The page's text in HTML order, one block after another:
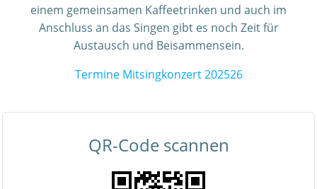
einem gemeinsamen Kaffeetrinken und auch im
Anschluss an das Singen gibt es noch Zeit für
Austausch und Beisammensein.
Termine Mitsingkonzert 202526
QR-Code scannen